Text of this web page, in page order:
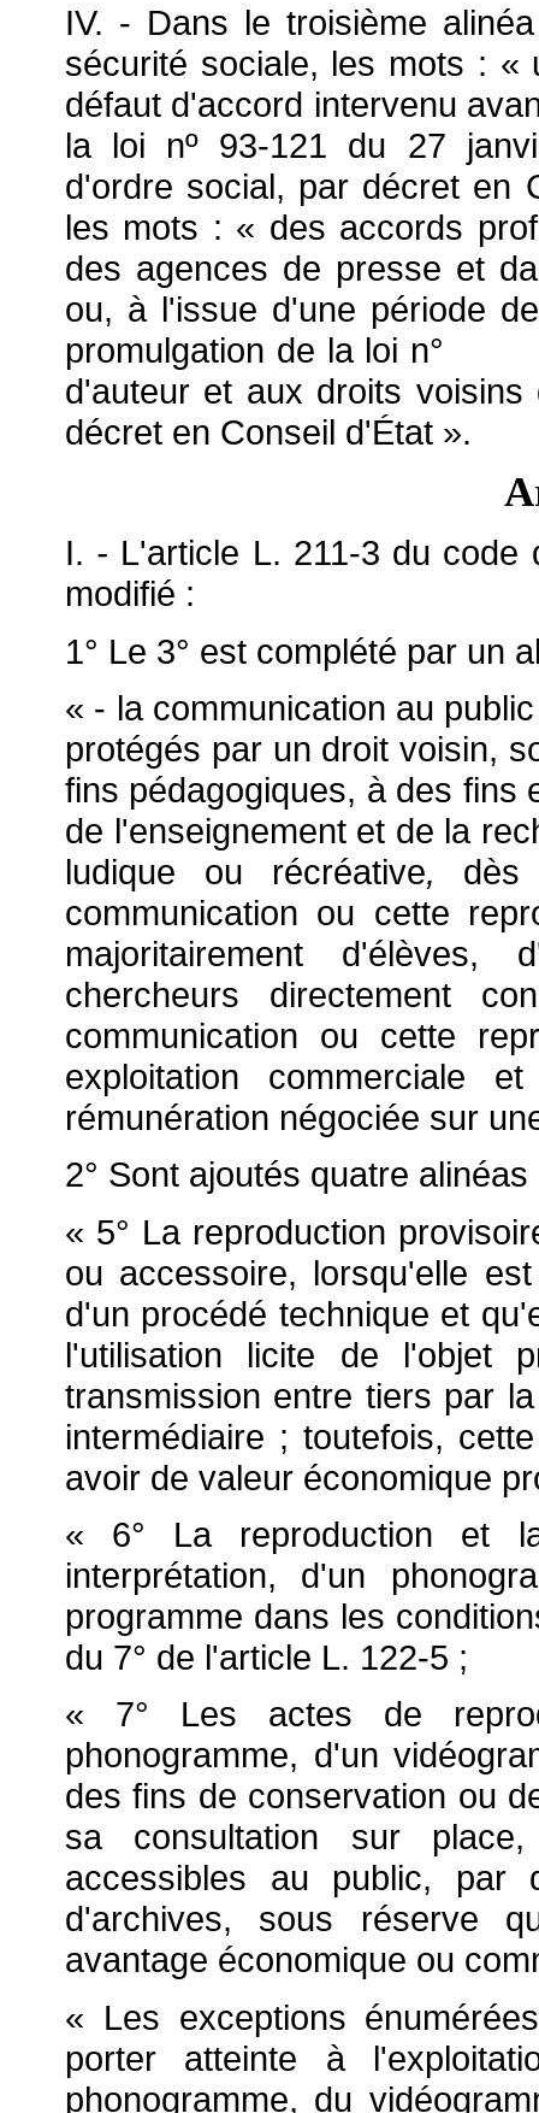
IV. - Dans le troisième
sécurité sociale, les mots : «
défaut d'accord intervenu
la loi nº 93-121 du 27
d'ordre social, par décret en
les mots : « des accords
des agences de presse et
ou, à l'issue d'une période
promulgation de la
d'auteur et aux droits
décret en Conseil d'État ».
I. - L'article L. 211-3 du code
modifié :
1° Le 3° est complété par un
« - la communication au
protégés par un droit voisin,
fins pédagogiques, à des fins
de l'enseignement et de la
ludique ou récréative, dès
communication ou cette
majoritairement d'élèves,
chercheurs directement
communication ou cette
exploitation commerciale
rémunération négociée sur
2° Sont ajoutés quatre
« 5° La reproduction
ou accessoire, lorsqu'elle
d'un procédé technique et
l'utilisation licite de l'objet
transmission entre tiers par
intermédiaire ; toutefois,
avoir de valeur économique
« 6° La reproduction et
interprétation, d'un
programme dans les
du 7° de l'article L. 122-5 ;
« 7° Les actes de
phonogramme, d'un
des fins de conservation ou
sa consultation sur
accessibles au public,
d'archives, sous réserve
avantage économique ou
« Les exceptions
porter atteinte à
phonogramme, du